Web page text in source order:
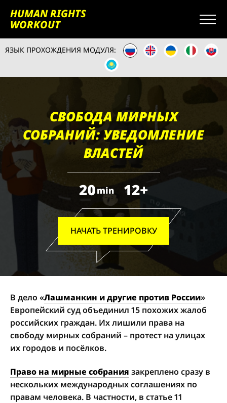
HUMAN RIGHTS
WORKOUT
ЯЗЫК ПРОХОЖДЕНИЯ МОДУЛЯ:
СВОБОДА МИРНЫХ
СОБРАНИЙ: УВЕДОМЛЕНИЕ
ВЛАСТЕЙ
20min 12+
НАЧАТЬ ТРЕНИРОВКУ
В дело «Лашманкин и другие против России»
Европейский суд объединил 15 похожих жалоб
российских граждан. Их лишили права на
свободу мирных собраний – протест на улицах
их городов и посёлков.
Право на мирные собрания закреплено сразу в
нескольких международных соглашениях по
правам человека. В частности, в статье 11